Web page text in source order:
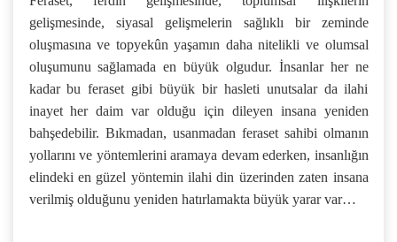
gelişmesinde, siyasal gelişmelerin sağlıklı bir zeminde
oluşmasına ve topyekûn yaşamın daha nitelikli ve olumsal
oluşumunu sağlamada en büyük olgudur. İnsanlar her ne
kadar bu feraset gibi büyük bir hasleti unutsalar da ilahi
inayet her daim var olduğu için dileyen insana yeniden
bahşedebilir. Bıkmadan, usanmadan feraset sahibi olmanın
yollarını ve yöntemlerini aramaya devam ederken, insanlığın
elindeki en güzel yöntemin ilahi din üzerinden zaten insana
verilmiş olduğunu yeniden hatırlamakta büyük yarar var…